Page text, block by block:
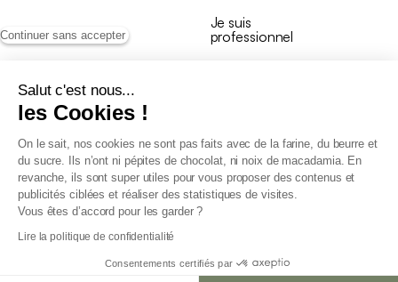
Continuer sans accepter
Salut c'est nous...
les Cookies !
On le sait, nos cookies ne sont pas faits avec de la farine, du beurre et
du sucre. Ils n’ont ni pépites de chocolat, ni noix de macadamia. En
revanche, ils sont super utiles pour vous proposer des contenus et
publicités ciblées et réaliser des statistiques de visites.
Vous êtes d’accord pour les garder ?
Lire la politique de confidentialité
Consentements certifiés par
Je suis
professionnel
Conditions générales de vente
Conditions générales du programme de fidélité
Charte de données personnelles
Conditions générales de vente Pro
Déclaration d’accessibilité